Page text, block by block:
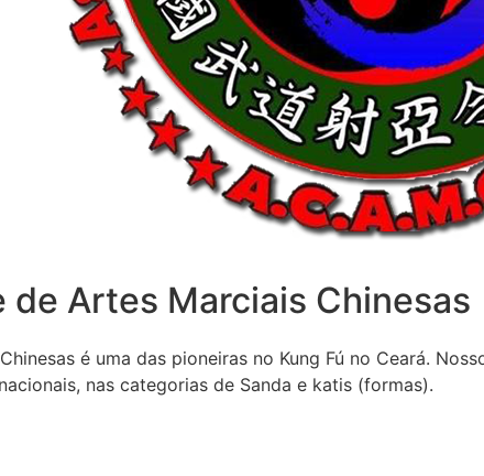
de Artes Marciais Chinesas
é uma das pioneiras no Kung Fú no Ceará.
nas categorias de Sanda e katis (formas).